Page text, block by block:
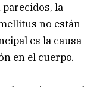
la
no están
es la causa
en el cuerpo.